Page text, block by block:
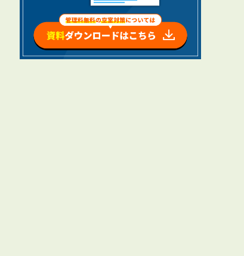
報酬と独自の保証内容
手続きの流れ
賃料査定について